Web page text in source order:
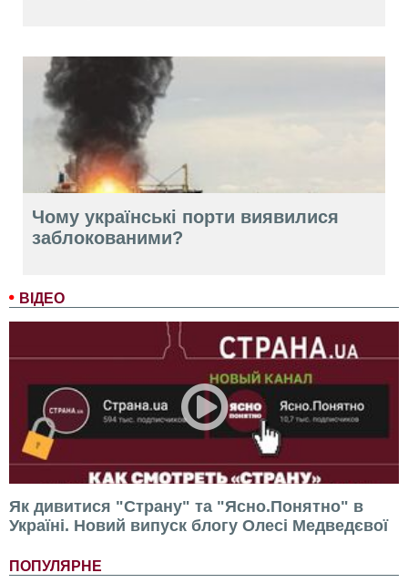
ВІДЕО
Як дивитися "Страну" та "Ясно.Понятно" в
Україні. Новий випуск блогу Олесі Медведєвої
ПОПУЛЯРНЕ
Чому українські порти виявилися
заблокованими?